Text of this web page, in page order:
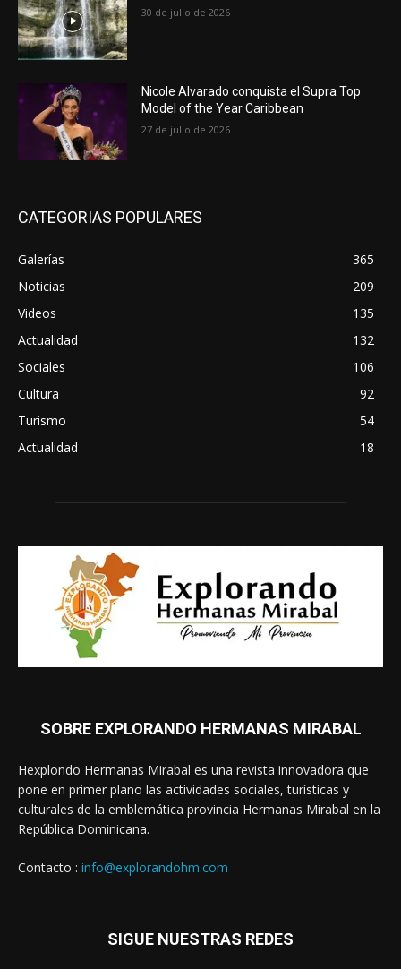
30 de julio de 2026
Nicole Alvarado conquista el Supra Top
Model of the Year Caribbean
27 de julio de 2026
CATEGORIAS POPULARES
Galerías
365
Noticias
209
Videos
135
Actualidad
132
Sociales
106
Cultura
92
Turismo
54
Actualidad
18
SOBRE EXPLORANDO HERMANAS MIRABAL
Hexplondo Hermanas Mirabal es una revista innovadora que
pone en primer plano las actividades sociales, turísticas y
culturales de la emblemática provincia Hermanas Mirabal en la
República Dominicana.
Contacto : info@explorandohm.com
SIGUE NUESTRAS REDES